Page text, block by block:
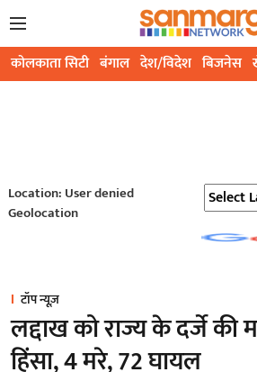
कोलकाता सिटी बंगाल देश/विदेश बिजनेस
Location: User denied
Geolocation
टॉप न्यूज़
लद्दाख को राज्य के दर्जे
हिंसा, 4 मरे, 72 घायल